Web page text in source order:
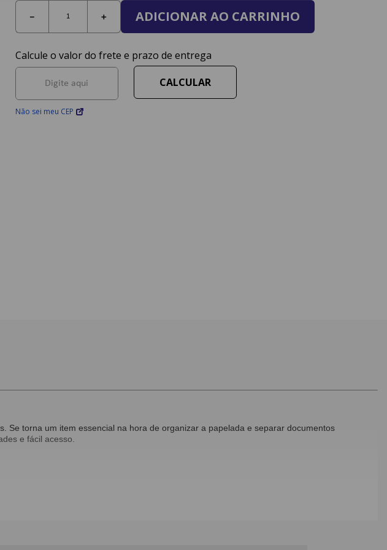
＋
－ ADICIONAR AO CARRINHO
Não sei meu CEP
Se torna um item essencial na hora de organizar a papelada e separar documentos
e fácil acesso.